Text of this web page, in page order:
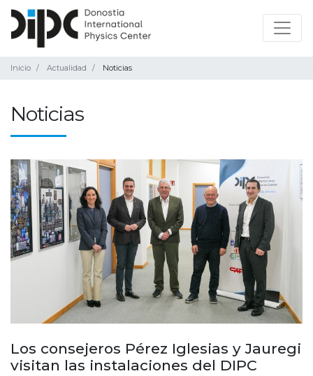
Inicio Actualidad Noticias
Noticias
Los consejeros Pérez Iglesias y Jauregi
visitan las instalaciones del DIPC